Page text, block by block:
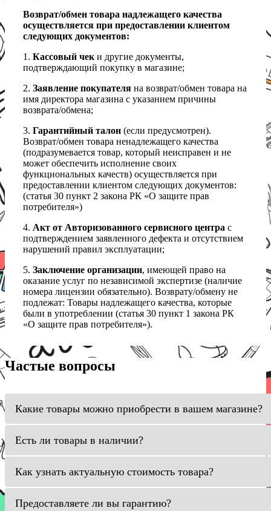
Возврат/обмен товара надлежащего качества
осуществляется при предоставлении клиентом
следующих документов:
1. Кассовый чеки другие документы,
подтверждающий покупку в магазине;
2. Заявление покупателя на возврат/обмен товара на
имя директора магазина с указанием причины
возврата/обмена;
3. Гарантийный талон (если предусмотрен).
Возврат/обмен товара ненадлежащего качества
(подразумевается товар, который неисправен и не
может обеспечить исполнение своих
функциональных качеств) осуществляется при
предоставлении клиентом следующих документов:
(статья 30 пункт 2 закона РК «О защите прав
потребителя»)
4. Акт от Авторизованного сервисного центра с
подтверждением заявленного дефекта и отсутствием
нарушений правил эксплуатации;
5. Заключение организации, имеющей право на
оказание услуг по независимой экспертизе (наличие
номера лицензии обязательно). Возврату/обмену не
подлежат: Товары надлежащего качества, которые
были в употреблении (статья 30 пункт 1 закона РК
«О защите прав потребителя»).
Частые вопросы
Какие товары можно приобрести в вашем магазине?
Есть ли товары в наличии?
Как узнать актуальную стоимость товара?
Предоставляете ли вы гарантию?